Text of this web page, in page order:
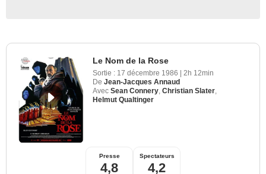
Le Nom de la Rose
Sortie : 17 décembre 1986 | 2h 12min
De Jean-Jacques Annaud
Avec Sean Connery Christian Slater
Helmut Qualtinger
Presse
4,8
Spectateurs
4,2